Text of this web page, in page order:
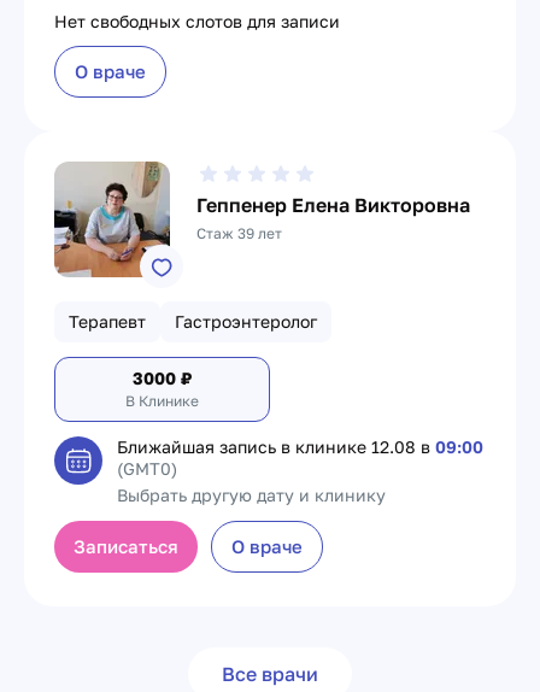
Нет свободных слотов для записи
О враче
Геппенер Елена Викторовна
Стаж 39 лет
Терапевт Гастроэнтеролог
3000 ₽
В Клинике
Ближайшая запись в клинике 12.08 в 09:00
(GMT0)
Выбрать другую дату и клинику
Записаться О враче
Все врачи